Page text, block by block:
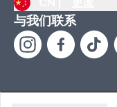
与我们联系